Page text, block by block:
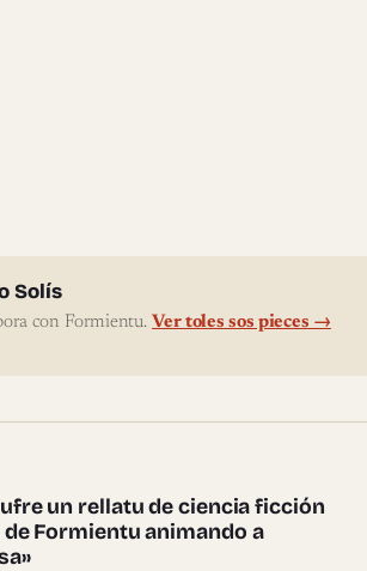
Solís
con Formientu. Ver toles sos pieces →
ente pieces
un rellatu de ciencia ficción
Formientu animando a